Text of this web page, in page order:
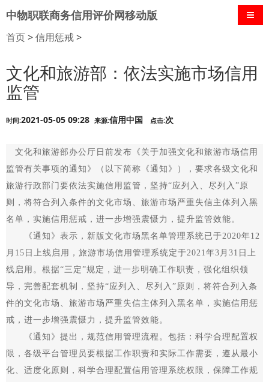
中物职联商务信用评价网移动版 导航
首页>信用惩戒>
文化和旅游部：依法实施市场信用
监管
时间:2021-05-05 09:28 来源:信用中国 点击:次
文化和旅游部办公厅日前发布《关于加强文化和旅游市场信用
监管有关事项的通知》（以下简称《通知》），要求各级文化和
旅游行政部门要依法实施信用监管，坚持“应列入、尽列入”原
则，将符合列入条件的文化市场、旅游市场严重失信主体列入黑
名单，实施信用惩戒，进一步增强震慑力，提升监管效能。
《通知》表示，新版文化市场黑名单管理系统已于2020年12
月15日上线启用，旅游市场信用管理系统定于2021年3月31日上
线启用。根据“三定”规定，进一步明确工作职责，强化组织领
导，完善配套机制，坚持“应列入、尽列入”原则，将符合列入条
件的文化市场、旅游市场严重失信主体列入黑名单，实施信用惩
戒，进一步增强震慑力，提升监管效能。
《通知》提出，规范信用管理流程。包括：科学合理配置权
限，各级平台管理员要根据工作职责和实际工作需要，遵从最小
化、适度化原则，科学合理配置信用管理系统权限，保障工作规